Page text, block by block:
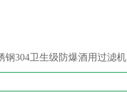
钢304卫生级防爆酒用过滤机